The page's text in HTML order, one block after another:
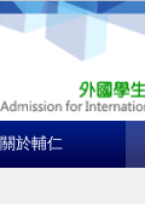
關於輔仁